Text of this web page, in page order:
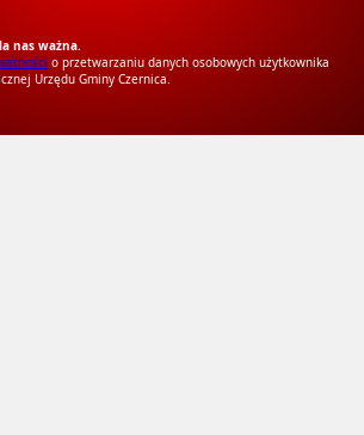
nas ważna.
o przetwarzaniu danych osobowych użytkownika
Urzędu Gminy Czernica.